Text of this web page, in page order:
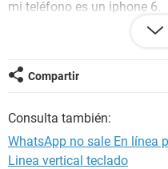
mi teléfono es un iphone 6.
Configuración:
Compartir
Consulta también:
WhatsApp no sale En línea
Linea vertical teclado